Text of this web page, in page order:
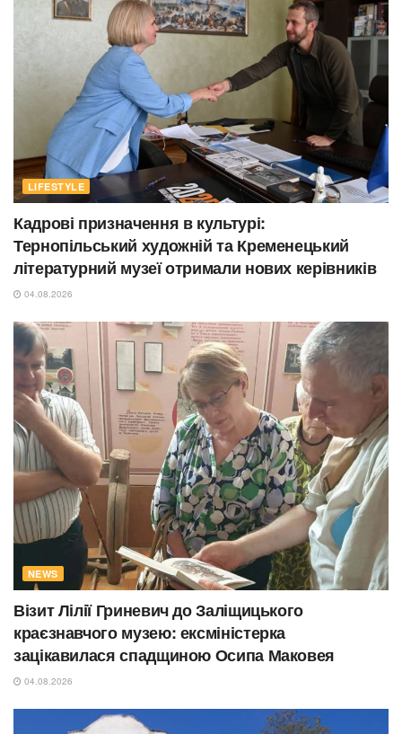
LIFESTYLE
Кадрові призначення в культурі:
Тернопільський художній та Кременецький
літературний музеї отримали нових керівників
04.08.2026
NEWS
Візит Лілії Гриневич до Заліщицького
краєзнавчого музею: ексміністерка
зацікавилася спадщиною Осипа Маковея
04.08.2026